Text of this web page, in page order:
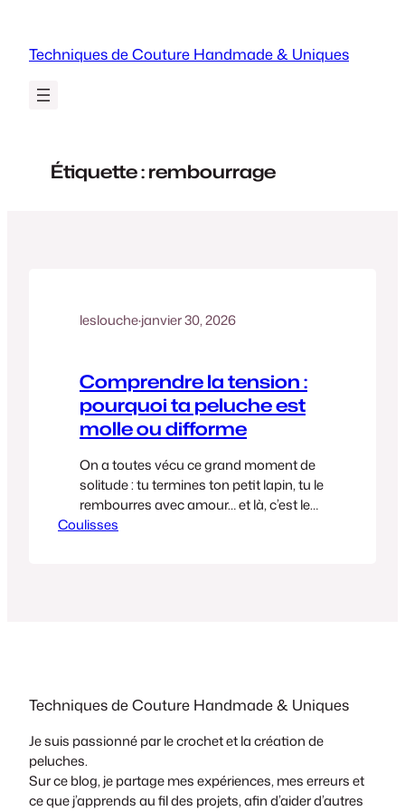
contenu
Techniques de Couture Handmade & Uniques
Étiquette :rembourrage
leslouche·janvier 30, 2026
Comprendre la tension :
pourquoi ta peluche est
molle ou difforme
On a toutes vécu ce grand moment de
solitude : tu termines ton petit lapin, tu le
rembourres avec amour… et là, c’est le
drame. Sa tête ballote comme s’il avait
Coulisses
Techniques de Couture Handmade & Uniques
Je suis passionné par le crochet et la création de
peluches.
Sur ce blog, je partage mes expériences, mes erreurs et
ce que j’apprends au fil des projets, afin d’aider d’autres